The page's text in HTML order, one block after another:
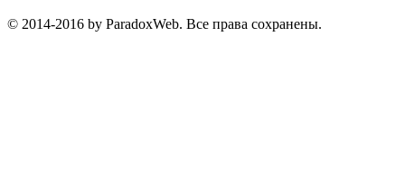
© 2014-2016 by ParadoxWeb. Все права сохранены.